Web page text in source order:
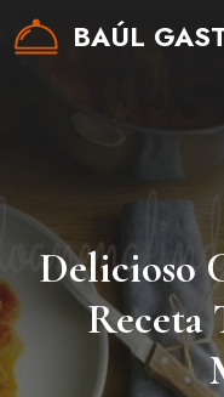
Saltar
BAÚL
Delicioso
Receta